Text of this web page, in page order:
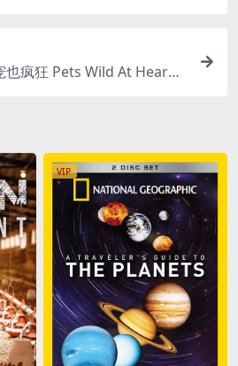
也疯狂 Pets Wild At Hear
VIP